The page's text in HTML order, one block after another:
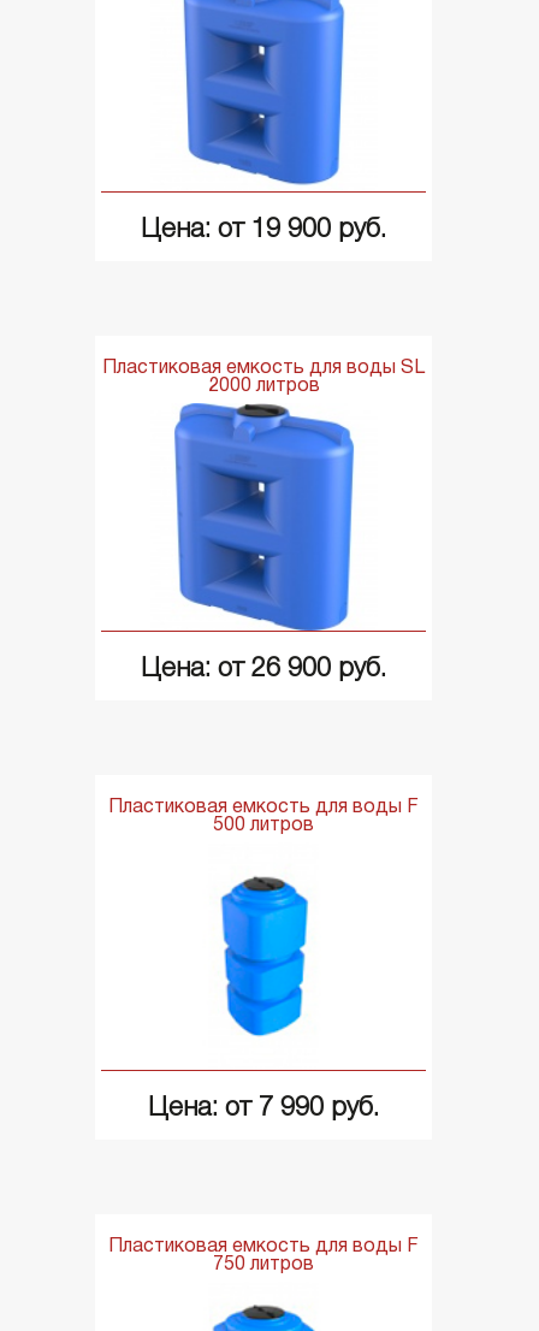
Цена: от 19 900 руб.
Пластиковая емкость для воды SL
2000 литров
Цена: от 26 900 руб.
Пластиковая емкость для воды F
500 литров
Цена: от 7 990 руб.
Пластиковая емкость для воды F
750 литров